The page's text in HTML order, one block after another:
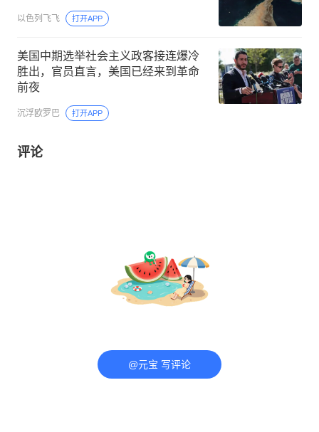
以色列飞飞 打开APP
美国中期选举社会主义政客接连爆冷
胜出，官员直言，美国已经来到革命
前夜
沉浮欧罗巴 打开APP
评论
@元宝 写评论